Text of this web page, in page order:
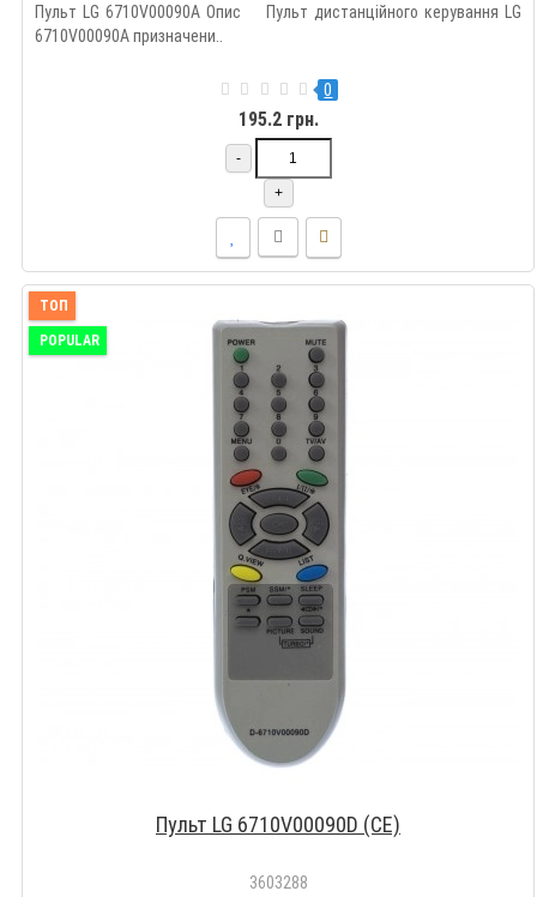
Пульт LG 6710V00090A Опис Пульт дистанційного керування LG
6710V00090A призначени..
0
195.2 грн.
-
+
ТОП
POPULAR
Пульт LG 6710V00090D (CE)
3603288